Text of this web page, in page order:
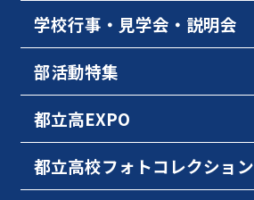
学校行事・見学会・説明会
部活動特集
都立高EXPO
都立高校フォトコレクション